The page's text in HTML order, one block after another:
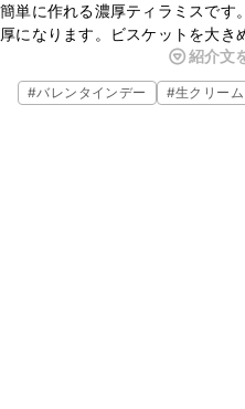
簡単に作れる濃厚ティラミスです
厚になります。ビスケットを大き
しめるようにしました。マスカル
チーズでも代用ができますが、
本場の味に近づきますよ。材料
紹介文
#バレンタインデー #生クリーム